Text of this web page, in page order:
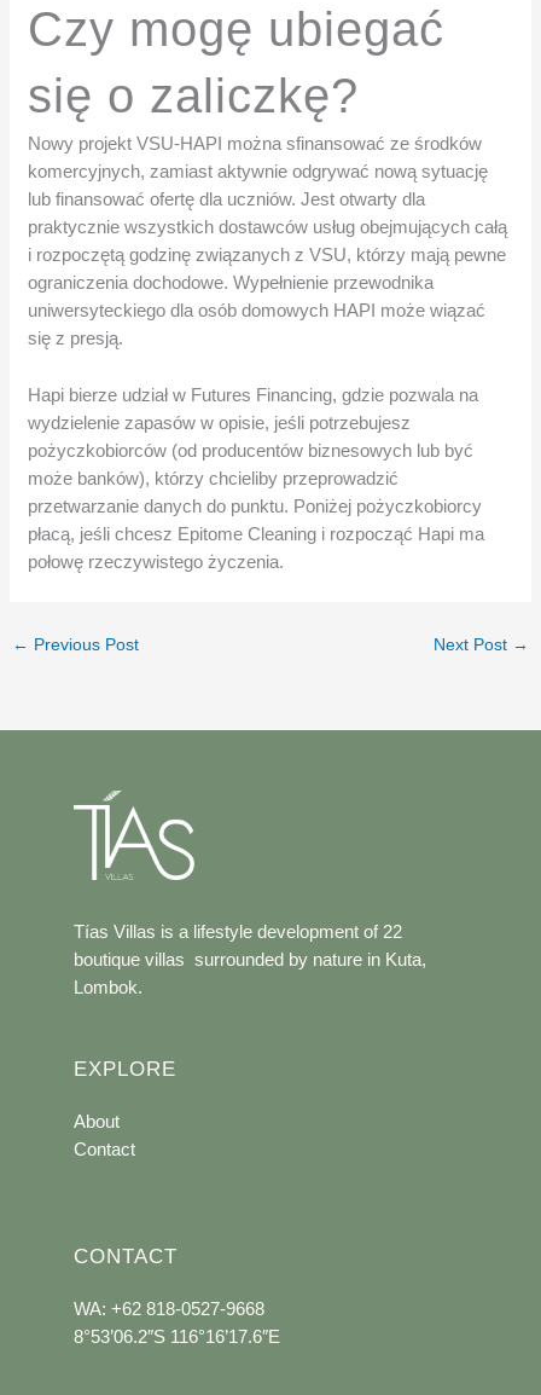
Czy mogę ubiegać
się o zaliczkę?
Nowy projekt VSU-HAPI można sfinansować ze środków
komercyjnych, zamiast aktywnie odgrywać nową sytuację
lub finansować ofertę dla uczniów. Jest otwarty dla
praktycznie wszystkich dostawców usług obejmujących całą
i rozpoczętą godzinę związanych z VSU, którzy mają pewne
ograniczenia dochodowe. Wypełnienie przewodnika
uniwersyteckiego dla osób domowych HAPI może wiązać
się z presją.
Hapi bierze udział w Futures Financing, gdzie pozwala na
wydzielenie zapasów w opisie, jeśli potrzebujesz
pożyczkobiorców (od producentów biznesowych lub być
może banków), którzy chcieliby przeprowadzić
przetwarzanie danych do punktu. Poniżej pożyczkobiorcy
płacą, jeśli chcesz Epitome Cleaning i rozpocząć Hapi ma
połowę rzeczywistego życzenia.
← Previous Post Next Post →
Tías Villas is a lifestyle development of 22
boutique villas surrounded by nature in Kuta,
Lombok.
EXPLORE
About
Contact
CONTACT
WA: +62 818-0527-9668
8°53’06.2″S 116°16’17.6″E